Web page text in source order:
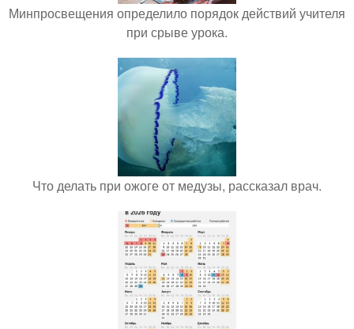
Минпросвещения определило порядок действий учителя
при срыве урока.
Что делать при ожоге от медузы, рассказал врач.